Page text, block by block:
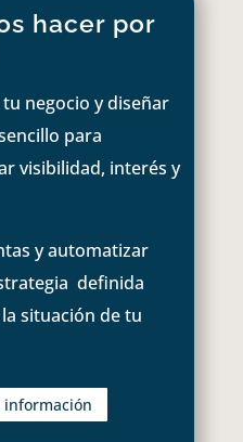
hacer por
negocio y diseñar
para
visibilidad, interés y
y automatizar
definida
situación de tu
información